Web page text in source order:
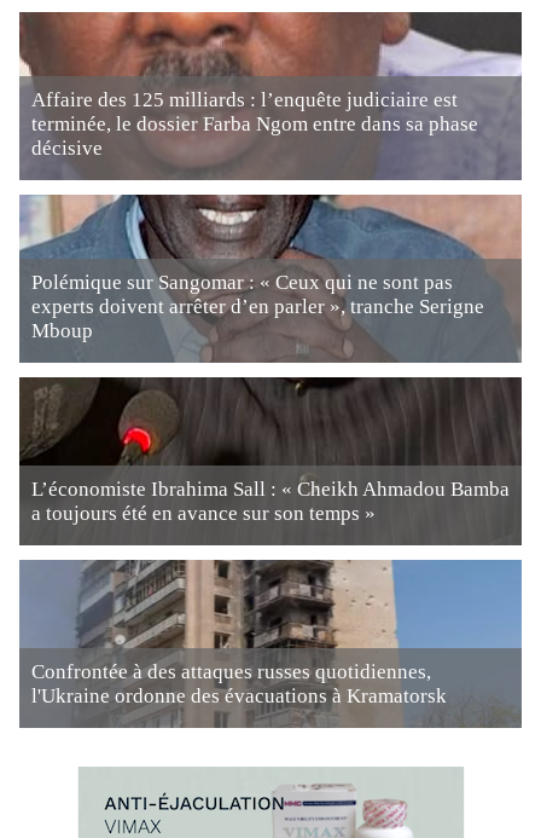
Affaire des 125 milliards : l’enquête judiciaire est
terminée, le dossier Farba Ngom entre dans sa phase
décisive
Polémique sur Sangomar : « Ceux qui ne sont pas
experts doivent arrêter d’en parler », tranche Serigne
Mboup
L’économiste Ibrahima Sall : « Cheikh Ahmadou Bamba
a toujours été en avance sur son temps »
Confrontée à des attaques russes quotidiennes,
l'Ukraine ordonne des évacuations à Kramatorsk